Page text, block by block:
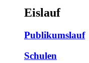
Eislauf
Publikumslauf
Schulen